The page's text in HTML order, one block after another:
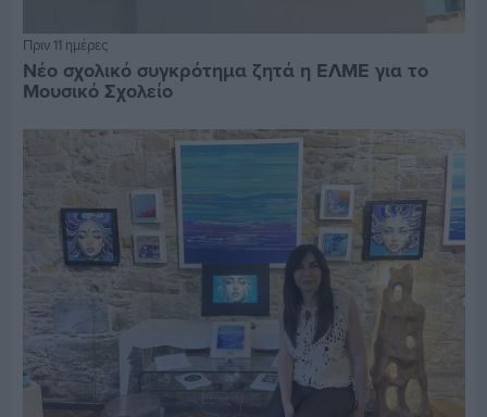
Πριν 11 ημέρες
Νέο σχολικό συγκρότημα ζητά η ΕΛΜΕ για το
Μουσικό Σχολείο